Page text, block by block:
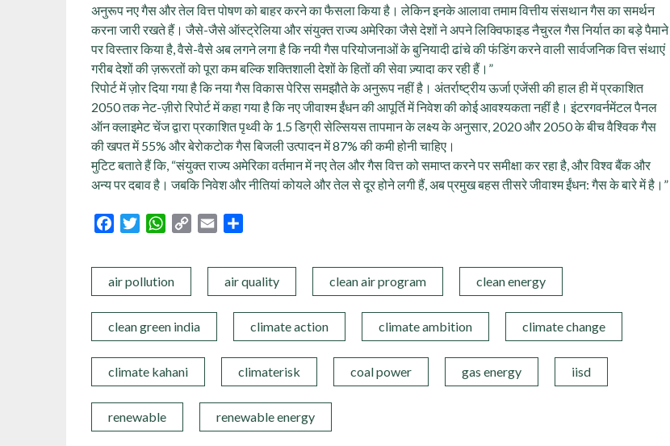
अनुरूप नए गैस और तेल वित्त पोषण को बाहर करने का फैसला किया है। लेकिन इनके आलावा तमाम वित्तीय संसथान गैस का समर्थन
करना जारी रखते हैं। जैसे-जैसे ऑस्ट्रेलिया और संयुक्त राज्य अमेरिका जैसे देशों ने अपने लिक्विफाइड नैचुरल गैस निर्यात का बड़े पैमाने
पर विस्तार किया है, वैसे-वैसे अब लगने लगा है कि नयी गैस परियोजनाओं के बुनियादी ढांचे की फंडिंग करने वाली सार्वजनिक वित्त संथाएं
गरीब देशों की ज़रूरतों को पूरा कम बल्कि शक्तिशाली देशों के हितों की सेवा ज़्यादा कर रही हैं।”
रिपोर्ट में ज़ोर दिया गया है कि नया गैस विकास पेरिस समझौते के अनुरूप नहीं है। अंतर्राष्ट्रीय ऊर्जा एजेंसी की हाल ही में प्रकाशित
2050 तक नेट-ज़ीरो रिपोर्ट में कहा गया है कि नए जीवाश्म ईंधन की आपूर्ति में निवेश की कोई आवश्यकता नहीं है। इंटरगवर्नमेंटल पैनल
ऑन क्लाइमेट चेंज द्वारा प्रकाशित पृथ्वी के 1.5 डिग्री सेल्सियस तापमान के लक्ष्य के अनुसार, 2020 और 2050 के बीच वैश्विक गैस
की खपत में 55% और बेरोकटोक गैस बिजली उत्पादन में 87% की कमी होनी चाहिए।
मुटिट बताते हैं कि, “संयुक्त राज्य अमेरिका वर्तमान में नए तेल और गैस वित्त को समाप्त करने पर समीक्षा कर रहा है, और विश्व बैंक और
अन्य पर दबाव है। जबकि निवेश और नीतियां कोयले और तेल से दूर होने लगी हैं, अब प्रमुख बहस तीसरे जीवाश्म ईंधन: गैस के बारे में है।”
FacebookTwitterWhatsApp
Copy
Email
air pollution air quality clean air program clean energy
clean green india climate action climate ambition climate change
climate kahani climaterisk coal power gas energy iisd
renewable renewable energy